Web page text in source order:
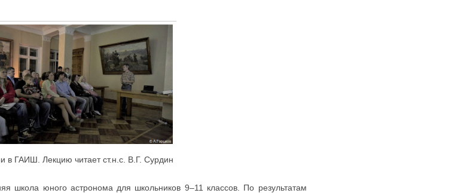
в ГАИШ. Лекцию читает ст.н.с. В.Г. Сурдин
школа юного астронома для школьников 9–11 классов. По результатам